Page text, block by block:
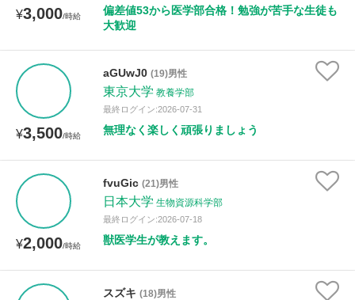
¥3,000/時給
偏差値53から医学部合格！勉強が苦手な生徒も
大歓迎
¥3,500/時給
aGUwJ0 (19)男性
東京大学 教養学部
最終ログイン:2026-07-31
無理なく楽しく頑張りましょう
¥2,000/時給
fvuGic (21)男性
日本大学 生物資源科学部
最終ログイン:2026-07-18
獣医学生が教えます。
スズキ (18)男性